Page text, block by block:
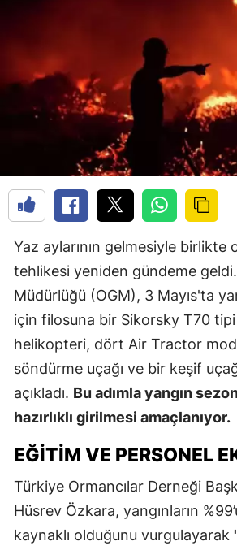
Yaz aylarının gelmesiyle birlikte
tehlikesi yeniden gündeme
Müdürlüğü (OGM), 3 Mayıs'ta
için filosuna bir Sikorsky T70 tipi
helikopteri, dört Air Tractor
söndürme uçağı ve bir keşif
açıkladı. Bu adımla yangın
hazırlıklı girilmesi amaçlanıyor.
EĞITIM VE PERSONEL
Türkiye Ormancılar Derneği
Hüsrev Özkara, yangınların
kaynaklı olduğunu vurgulayarak